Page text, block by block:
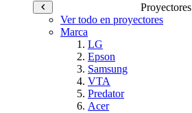
Proyectores
Ver todo en proyectores
Marca
LG
Epson
Samsung
VTA
Predator
Acer